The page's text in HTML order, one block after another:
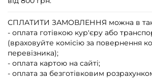
СПЛАТИТИ ЗАМОВЛЕННЯ можна в
- оплата готівкою кур'єру або
(враховуйте комісію за повернення
перевізника);
- оплата картою на сайті;
- оплата за безготівковим